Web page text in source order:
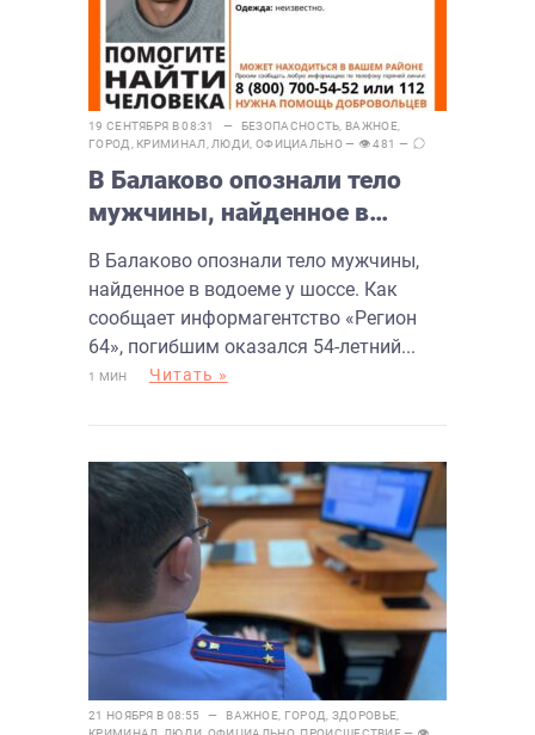
19 СЕНТЯБРЯ В 08:31 — БЕЗОПАСНОСТЬ ВАЖНОЕ,
ГОРОД
КРИМИНАЛ ЛЮДИ ОФИЦИАЛЬНО— 👁 481 —
В Балаково опознали тело
мужчины, найденное в
В Балаково опознали тело мужчины,
найденное в водоеме у шоссе. Как
сообщает информагентство «Регион
64», погибшим оказался 54-летний...
1 МИН Читать »
21 НОЯБРЯ В 08:55 — ВАЖНОЕ ГОРОД ЗДОРОВЬЕ